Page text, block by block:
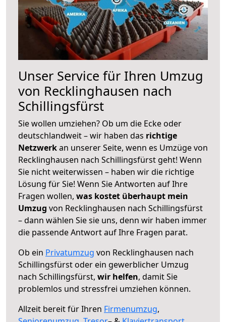
Unser Service für Ihren Umzug
von Recklinghausen nach
Schillingsfürst
Sie wollen umziehen? Ob um die Ecke oder
deutschlandweit – wir haben das richtige
Netzwerkan unserer Seite, wenn es Umzüge von
Recklinghausen nach Schillingsfürst geht! Wenn
Sie nicht weiterwissen – haben wir die richtige
Lösung für Sie! Wenn Sie Antworten auf Ihre
Fragen wollen, was kostet überhaupt mein
Umzug von Recklinghausen nach Schillingsfürst
– dann wählen Sie sie uns, denn wir haben immer
die passende Antwort auf Ihre Fragen parat.
Ob ein Privatumzug von Recklinghausen nach
Schillingsfürst oder ein gewerblicher Umzug
nach Schillingsfürst, wir helfen, damit Sie
problemlos und stressfrei umziehen können.
Allzeit bereit für Ihren Firmenumzug,